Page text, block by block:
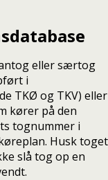
eller særtog
i
TKØ og TKV) eller
kører på den
tognummer i
Husk toget
slå tog op en